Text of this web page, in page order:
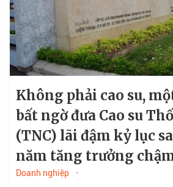
Không phải cao su,
bất ngờ đưa Cao su
(TNC) lãi đậm kỷ lục
năm tăng trưởng
Doanh nghiệp